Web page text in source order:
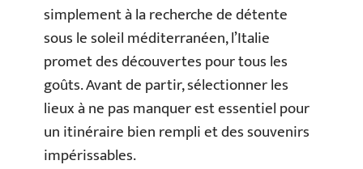
simplement à la recherche de détente
sous le soleil méditerranéen, l’Italie
promet des découvertes pour tous les
goûts. Avant de partir, sélectionner les
lieux à ne pas manquer est essentiel pour
un itinéraire bien rempli et des souvenirs
impérissables.